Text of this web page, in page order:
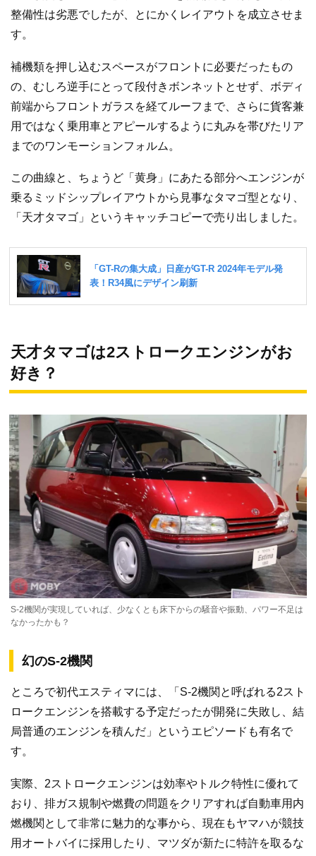
整備性は劣悪でしたが、とにかくレイアウトを成立させま
す。
補機類を押し込むスペースがフロントに必要だったもの
の、むしろ逆手にとって段付きボンネットとせず、ボディ
前端からフロントガラスを経てルーフまで、さらに貨客兼
用ではなく乗用車とアピールするように丸みを帯びたリア
までのワンモーションフォルム。
この曲線と、ちょうど「黄身」にあたる部分へエンジンが
乗るミッドシップレイアウトから見事なタマゴ型となり、
「天才タマゴ」というキャッチコピーで売り出しました。
天才タマゴは2ストロークエンジンがお
好き？
S-2機関が実現していれば、少なくとも床下からの騒音や振動、パワー不足は
なかったかも？
幻のS-2機関
ところで初代エスティマには、「S-2機関と呼ばれる2スト
ロークエンジンを搭載する予定だったが開発に失敗し、結
局普通のエンジンを積んだ」というエピソードも有名で
す。
実際、2ストロークエンジンは効率やトルク特性に優れて
おり、排ガス規制や燃費の問題をクリアすれば自動車用内
燃機関として非常に魅力的な事から、現在もヤマハが競技
用オートバイに採用したり、マツダが新たに特許を取るな